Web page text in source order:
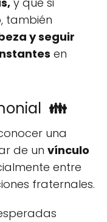
también
y seguir
en
👪
una
de un vínculo
entre
fraternales.